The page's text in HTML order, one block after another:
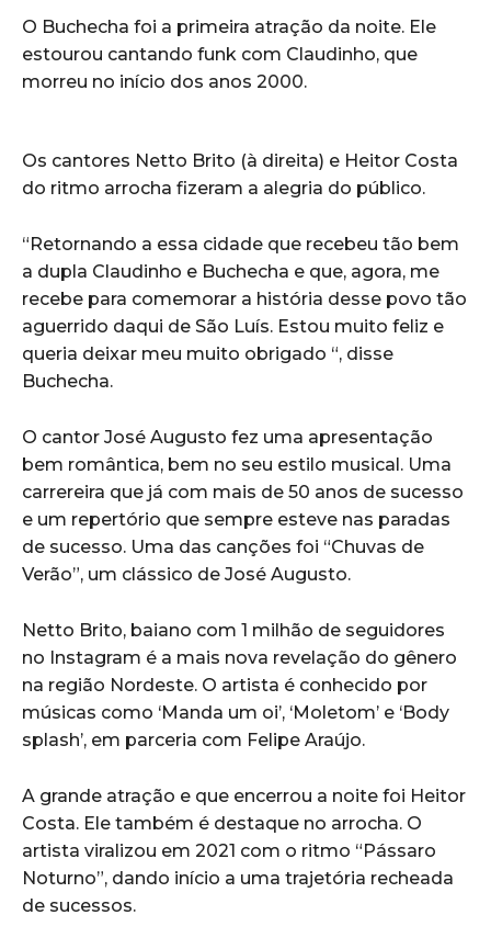
O Buchecha foi a primeira atração da noite. Ele
estourou cantando funk com Claudinho, que
morreu no início dos anos 2000.
Os cantores Netto Brito (à direita) e Heitor Costa
do ritmo arrocha fizeram a alegria do público.
“Retornando a essa cidade que recebeu tão bem
a dupla Claudinho e Buchecha e que, agora, me
recebe para comemorar a história desse povo tão
aguerrido daqui de São Luís. Estou muito feliz e
queria deixar meu muito obrigado “, disse
Buchecha.
O cantor José Augusto fez uma apresentação
bem romântica, bem no seu estilo musical. Uma
carrereira que já com mais de 50 anos de sucesso
e um repertório que sempre esteve nas paradas
de sucesso. Uma das canções foi “Chuvas de
Verão”, um clássico de José Augusto.
Netto Brito, baiano com 1 milhão de seguidores
no Instagram é a mais nova revelação do gênero
na região Nordeste. O artista é conhecido por
músicas como ‘Manda um oi’, ‘Moletom’ e ‘Body
splash’, em parceria com Felipe Araújo.
A grande atração e que encerrou a noite foi Heitor
Costa. Ele também é destaque no arrocha. O
artista viralizou em 2021 com o ritmo “Pássaro
Noturno”, dando início a uma trajetória recheada
de sucessos.